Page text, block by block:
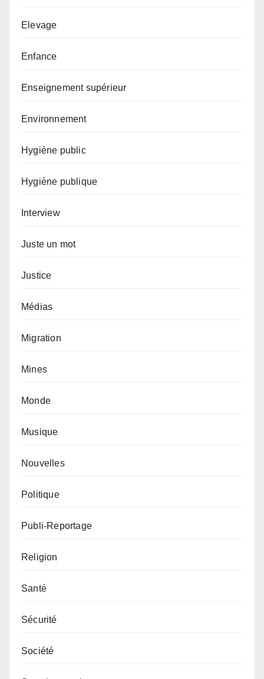
Elevage
Enfance
Enseignement supérieur
Environnement
Hygiène public
Hygiène publique
Interview
Juste un mot
Justice
Médias
Migration
Mines
Monde
Musique
Nouvelles
Politique
Publi-Reportage
Religion
Santé
Sécurité
Société